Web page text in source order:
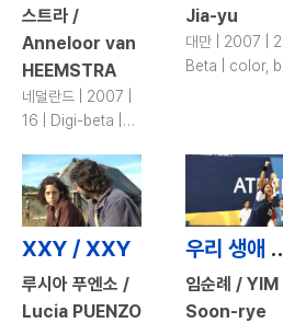
스트라 /
Anneloor van
HEEMSTRA
네덜란드 | 2007 |
16 | Digi-beta |
Jia-yu
대만 | 2007 |
Beta | color,
XXY / XXY
루시아 푸엔소 /
Lucia PUENZO
우리 생애 최고의
임순례 / YIM
Soon-rye